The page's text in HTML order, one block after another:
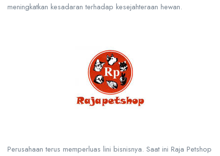
meningkatkan kesadaran terhadap kesejahteraan hewan.
Perusahaan terus memperluas lini bisnisnya. Saat ini Raja Petshop